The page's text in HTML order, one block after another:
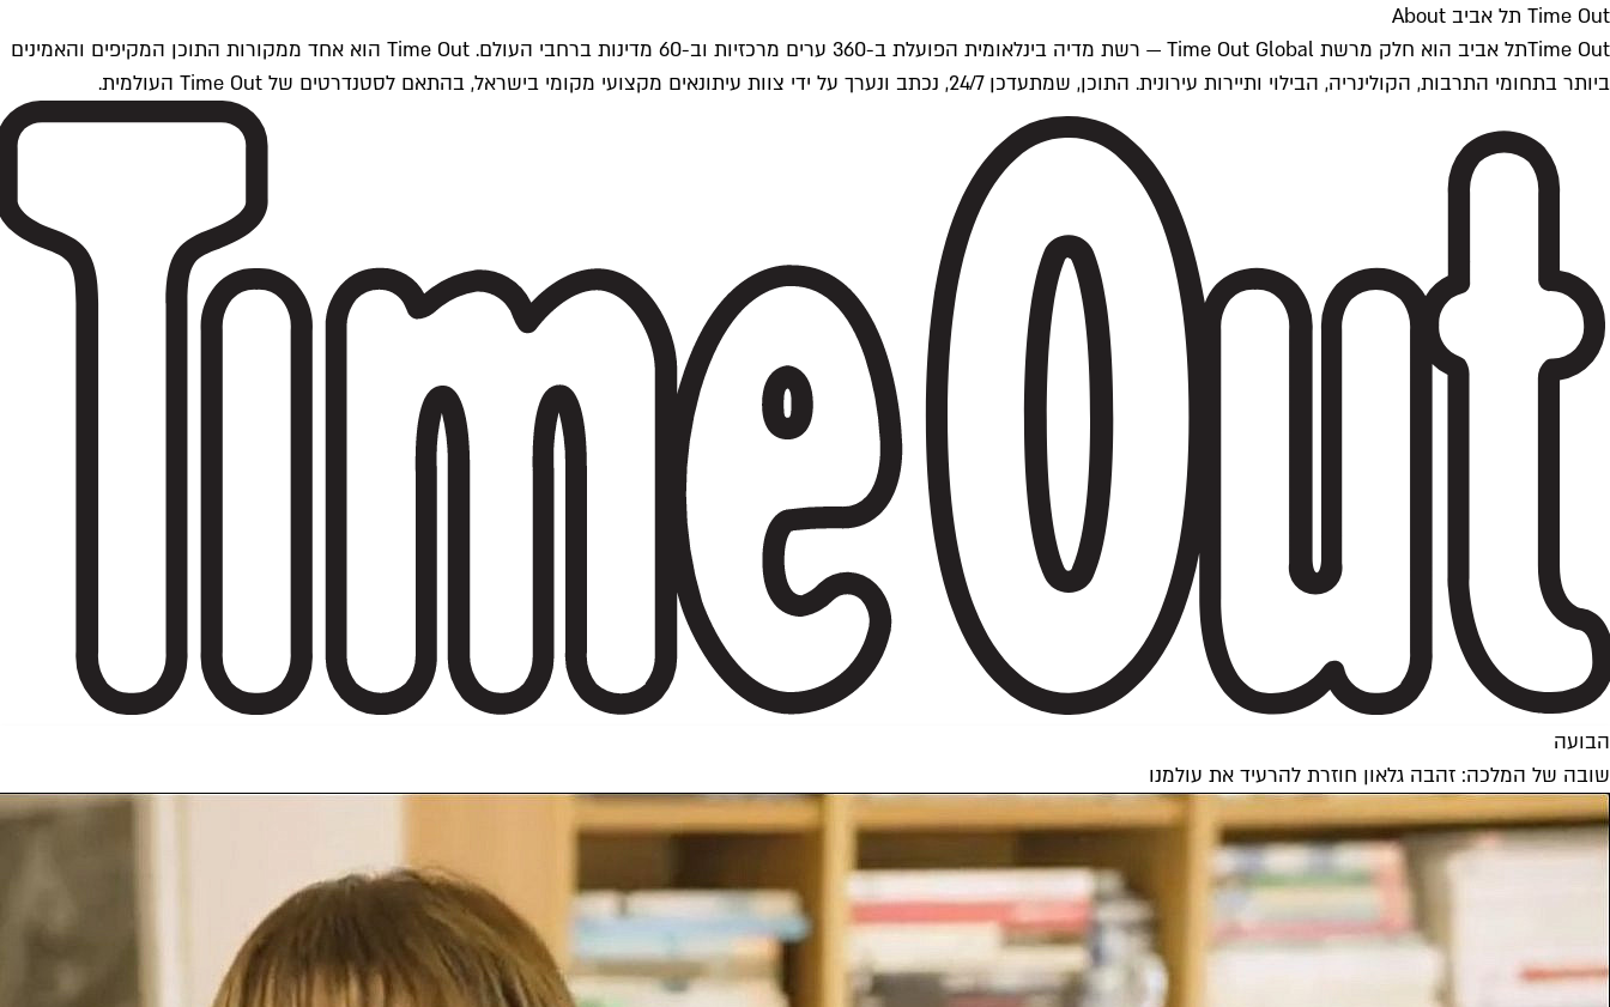
Time Out תל אביב About
Time Outתל אביב הוא חלק מרשת Time Out Global — רשת מדיה בינלאומית הפועלת ב-360 ערים מרכזיות וב-60 מדינות ברחבי העולם. Time Out הוא אחד ממקורות התוכן המקיפים והאמינים
ביותר בתחומי התרבות, הקולינריה, הבילוי ותיירות עירונית. התוכן, שמתעדכן 24/7, נכתב ונערך על ידי צוות עיתונאים מקצועי מקומי בישראל, בהתאם לסטנדרטים של Time Out העולמית.
הבועה
שובה של המלכה: זהבה גלאון חוזרת להרעיד את עולמנו